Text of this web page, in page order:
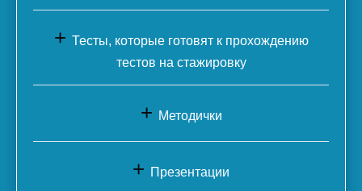
+ Тесты, которые готовят к прохождению
тестов на стажировку
+ Методички
+ Презентации